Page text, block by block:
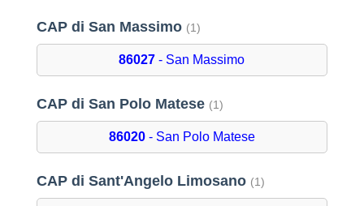
CAP di San Massimo (1)
86027 - San Massimo
CAP di San Polo Matese (1)
86020- San Polo Matese
CAP di Sant'Angelo Limosano (1)